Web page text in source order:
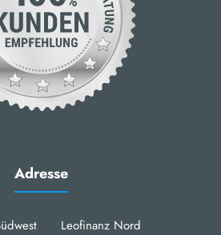
Adresse
Leofinanz Nord